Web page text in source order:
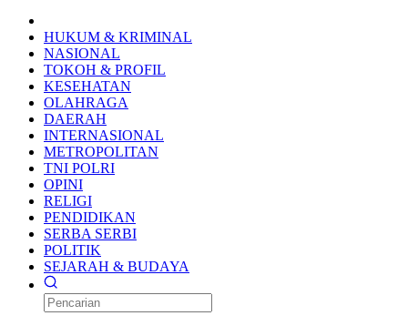
HUKUM & KRIMINAL
NASIONAL
TOKOH & PROFIL
KESEHATAN
OLAHRAGA
DAERAH
INTERNASIONAL
METROPOLITAN
TNI POLRI
OPINI
RELIGI
PENDIDIKAN
SERBA SERBI
POLITIK
SEJARAH & BUDAYA